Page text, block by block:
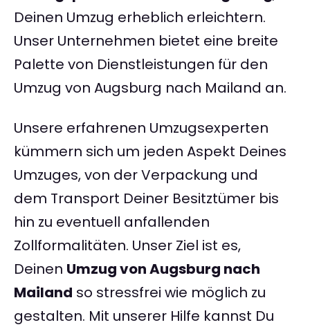
Deinen Umzug erheblich erleichtern.
Unser Unternehmen bietet eine breite
Palette von Dienstleistungen für den
Umzug von Augsburg nach Mailand an.
Unsere erfahrenen Umzugsexperten
kümmern sich um jeden Aspekt Deines
Umzuges, von der Verpackung und
dem Transport Deiner Besitztümer bis
hin zu eventuell anfallenden
Zollformalitäten. Unser Ziel ist es,
Deinen Umzug von Augsburg nach
Mailand so stressfrei wie möglich zu
gestalten. Mit unserer Hilfe kannst Du